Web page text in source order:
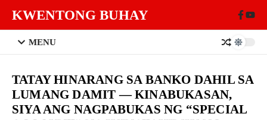
KWENTONG BUHAY
MENU
TATAY HINARANG SA BANKO DAHIL SA
LUMANG DAMIT — KINABUKASAN,
SIYA ANG NAGPABUKAS NG “SPECIAL